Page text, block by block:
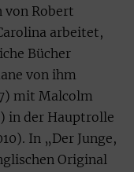
von Robert
arbeitet,
Bücher
von ihm
mit Malcolm
in der Hauptrolle
In „Der Junge,
Original